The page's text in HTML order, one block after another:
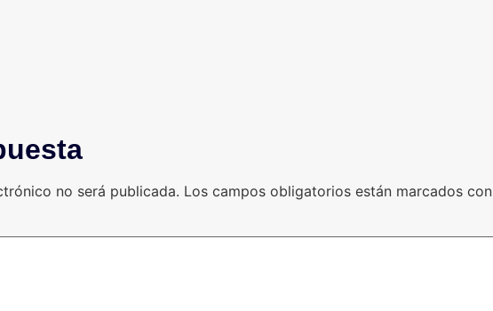
no será publicada. Los campos obligatorios están marcados con